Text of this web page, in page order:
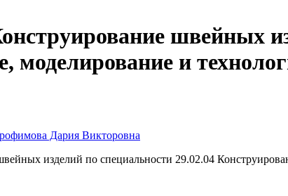
швейных
моделирование и
Дария Викторовна
изделий по специальности 29.02.04